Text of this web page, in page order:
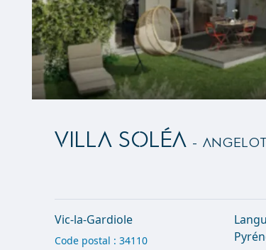
VILLA SOLÉA -
Vic-la-Gardiole
Code postal : 34110